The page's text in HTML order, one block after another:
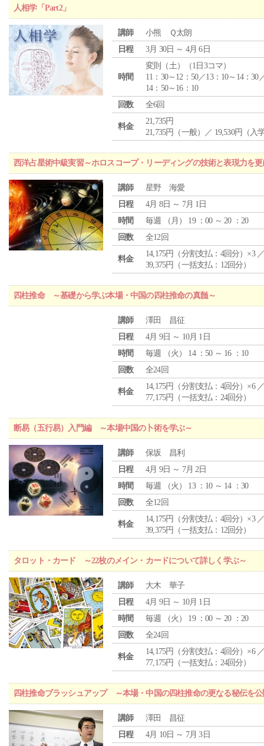
人相学「Part2」
講師
小熊 Ｑ太朗
日程
3月 30日 ～ 4月 6日
時間
変則（土）（1日3コマ）
11：30～12：50／13：10～14：30
14：50～16：10
回数
全6回
料金
21,735円
21,735円（一般）／ 19,530円（入
西洋占星術中級実習～ホロスコープ・リーディングの技術と表現力を
講師
星野 海愛
日程
4月 8日 ～ 7月 1日
時間
毎週 （ 月 ） 19 ：00 ～ 20 ：20
回数
全12回
料金
14,175円（分割支払：4回分）×3
39,375円（一括支払：12回分）
四柱推命 ～基礎から学ぶ本場・中国の四柱推命の真髄～
講師
澤田 昌征
日程
4月 9日 ～ 10月 1日
時間
毎週 （火 ） 14 ：50 ～ 16 ：10
回数
全24回
料金
14,175円（分割支払：4回分）×6
77,175円（一括支払：24回分）
断易（五行易）入門編 ～本場中国の卜術を学ぶ～
講師
保坂 昌利
日程
4月 9日 ～ 7月 2日
時間
毎週 （火 ） 13 ：10 ～ 14 ：30
回数
全12回
料金
14,175円（分割支払：4回分）×3
39,375円（一括支払：12回分）
タロット・カード ～22枚のメイン・カードについて詳しく学ぶ～
講師
大木 華子
日程
4月 9日 ～ 10月 1日
時間
毎週 （火 ） 19 ：00 ～ 20 ：20
回数
全24回
料金
14,175円（分割支払：4回分）×6
77,175円（一括支払：24回分）
四柱推命ブラッシュアップ ～本場・中国の四柱推命の更なる秘伝を
講師
澤田 昌征
日程
4月 10日 ～ 7月 3日